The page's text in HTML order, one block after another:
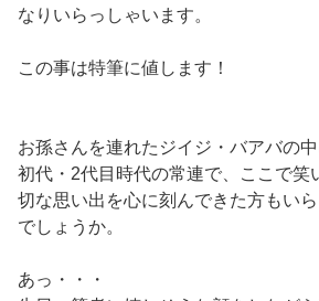
なりいらっしゃいます。
この事は特筆に値します！
お孫さんを連れたジイジ・バアバの
初代・2代目時代の常連で、ここで笑
切な思い出を心に刻んできた方もい
でしょうか。
あっ・・・